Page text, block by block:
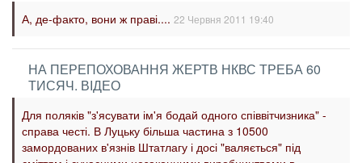
А, де-факто, вони ж праві.... 22 Червня 2011 19:40
НА ПЕРЕПОХОВАННЯ ЖЕРТВ НКВС ТРЕБА 60
ТИСЯЧ. ВІДЕО
Для поляків "з'ясувати ім'я бодай одного співвітчизника" -
справа честі. В Луцьку більша частина з 10500
замордованих в'язнів Штатлагу і досі "валяється" під